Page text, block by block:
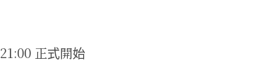
正式開始